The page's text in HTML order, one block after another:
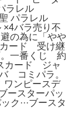
ラレル
パラレル
×4バラ売り不
の為に「やや
カード 受け継
。一番くじ 約
カード ジャ
コミパラ。
ワンピースデ
ースターパッ
ク···ブースタ